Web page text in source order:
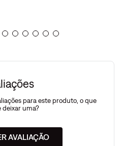
para este produto, o que
deixar uma?
AVALIAÇÃO